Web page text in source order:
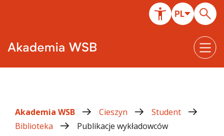
Akademia WSB Cieszyn
Student
Biblioteka
Publikacje wykładowców